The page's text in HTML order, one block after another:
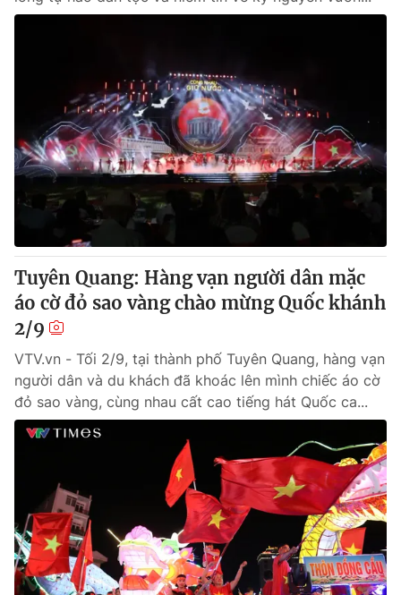
Tuyên Quang: Hàng vạn người dân mặc
áo cờ đỏ sao vàng chào mừng Quốc khánh
2/9
VTV.vn - Tối 2/9, tại thành phố Tuyên Quang, hàng vạn
người dân và du khách đã khoác lên mình chiếc áo cờ
đỏ sao vàng, cùng nhau cất cao tiếng hát Quốc ca...